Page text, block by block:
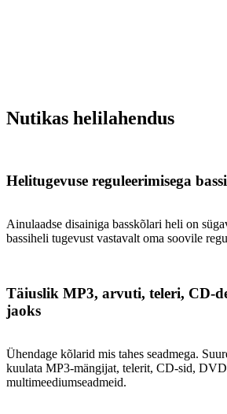
Nutikas helilahendus
Helitugevuse reguleerimisega
Ainulaadse disainiga basskõlari heli on
bassiheli tugevust vastavalt oma soovile
Täiuslik MP3, arvuti, teleri, CD-
jaoks
Ühendage kõlarid mis tahes seadmega.
kuulata MP3-mängijat, telerit, CD-sid,
multimeediumseadmeid.